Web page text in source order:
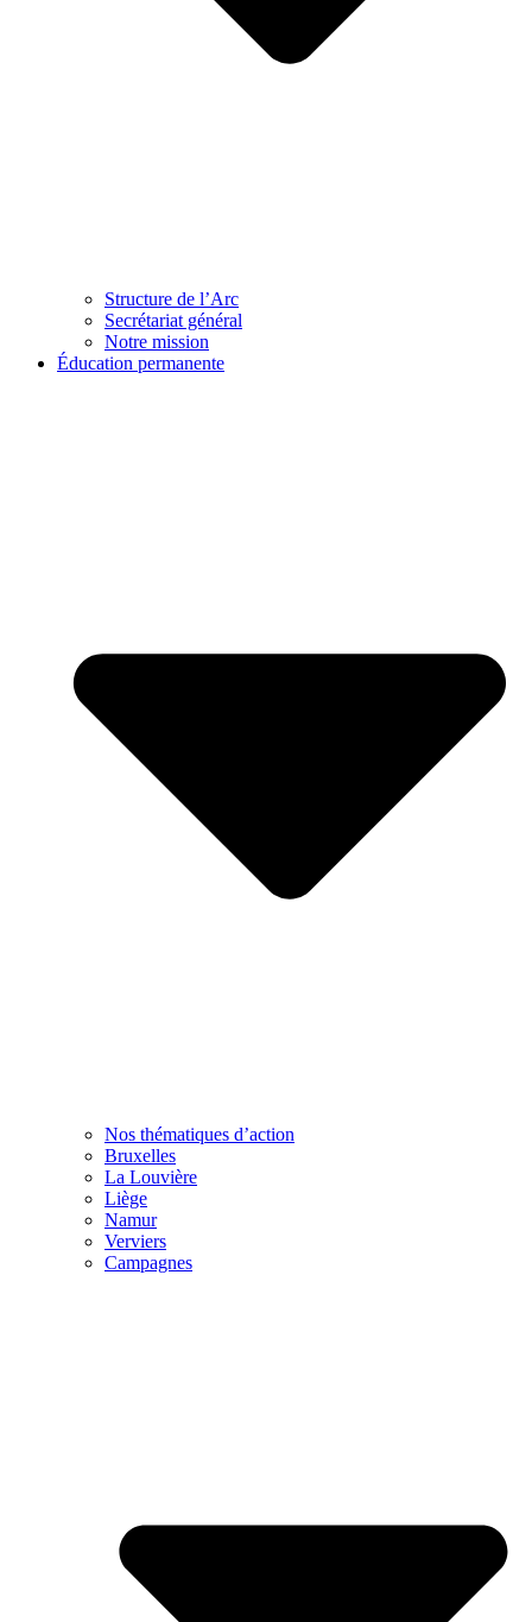
Structure de l’Arc
Secrétariat général
Notre mission
Éducation permanente
Nos thématiques d’action
Bruxelles
La Louvière
Liège
Namur
Verviers
Campagnes